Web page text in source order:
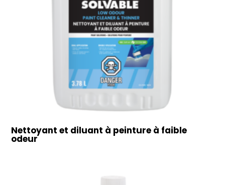
Nettoyant et diluant à peinture à faible
odeur